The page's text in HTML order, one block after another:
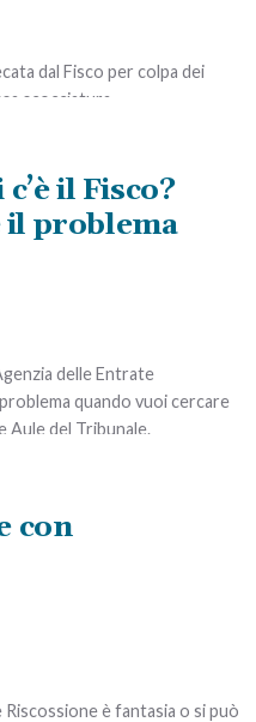
dal Fisco per colpa dei
scocciatura.
debitore di Equitalia
incastrato per sempre in
in questo video.
il Fisco?
problema
delle Entrate
quando vuoi cercare
Aule del Tribunale.
a disposizione non ti basta
con
è fantasia o si può